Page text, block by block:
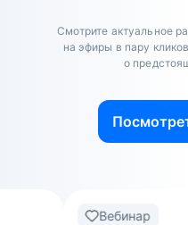
Смотрите актуальное
на эфиры в пару
о